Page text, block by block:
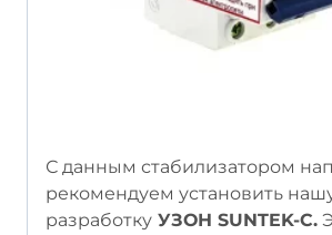
С данным стабилизатором
рекомендуем установить
разработку УЗОН SUNTEK-C.